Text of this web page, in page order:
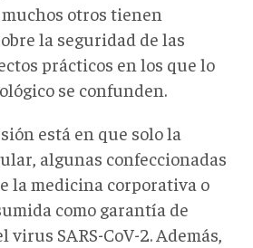
otros tienen
la seguridad de las
prácticos en los que lo
se confunden.
está en que solo la
algunas confeccionadas
la medicina corporativa o
como garantía de
SARS-CoV-2. Además,